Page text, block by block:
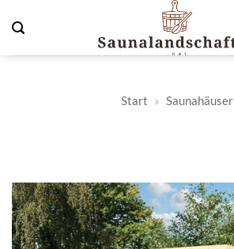
Inhalt
springen
Start » Saunahäuser